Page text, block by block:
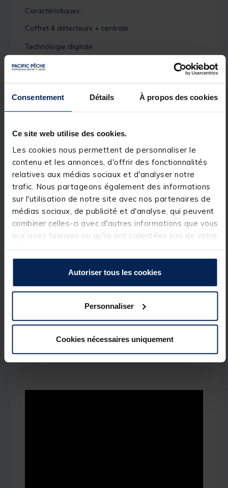
Consentement Détails À propos des cookies
Ce site web utilise des cookies.
Les cookies nous permettent de personnaliser le
contenu et les annonces, d'offrir des fonctionnalités
relatives aux médias sociaux et d'analyser notre
trafic. Nous partageons également des informations
sur l'utilisation de notre site avec nos partenaires de
médias sociaux, de publicité et d'analyse, qui peuvent
combiner celles-ci avec d'autres informations que vous
leur avez fournies ou qu'ils ont collectées lors de votre
Autoriser tous les cookies
Personnaliser
Cookies nécessaires uniquement
Caractéristiques :
Coffret 4 détecteurs + centrale
Technologie digitale
Système anti-éjection, amovible
Interrupteur de mise sous tension
Réglage du volume, de la tonalité et de la sensibilité
Temporisation lumineuse de 20 secondes
Diode veille de nuit
Prise pour accessoires lumineux
Fonction antivol
Différentiation touche retour
6 canaux / diodes témoin (centrale)
Compartiment pile séparé
Fonctionne avec une pile de 9 V (non fournie)
Fréquence de transmission sans fil : 433 MHz